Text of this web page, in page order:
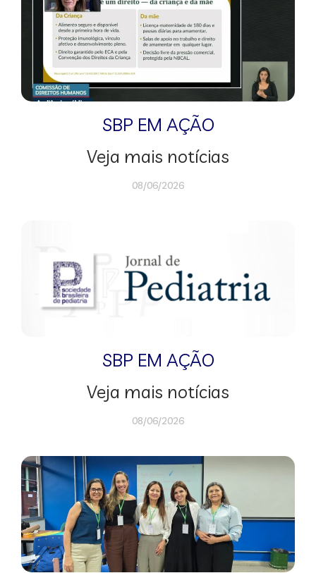
SBP EM AÇÃO
Veja mais notícias
08/06/2026
SBP EM AÇÃO
Veja mais notícias
08/06/2026